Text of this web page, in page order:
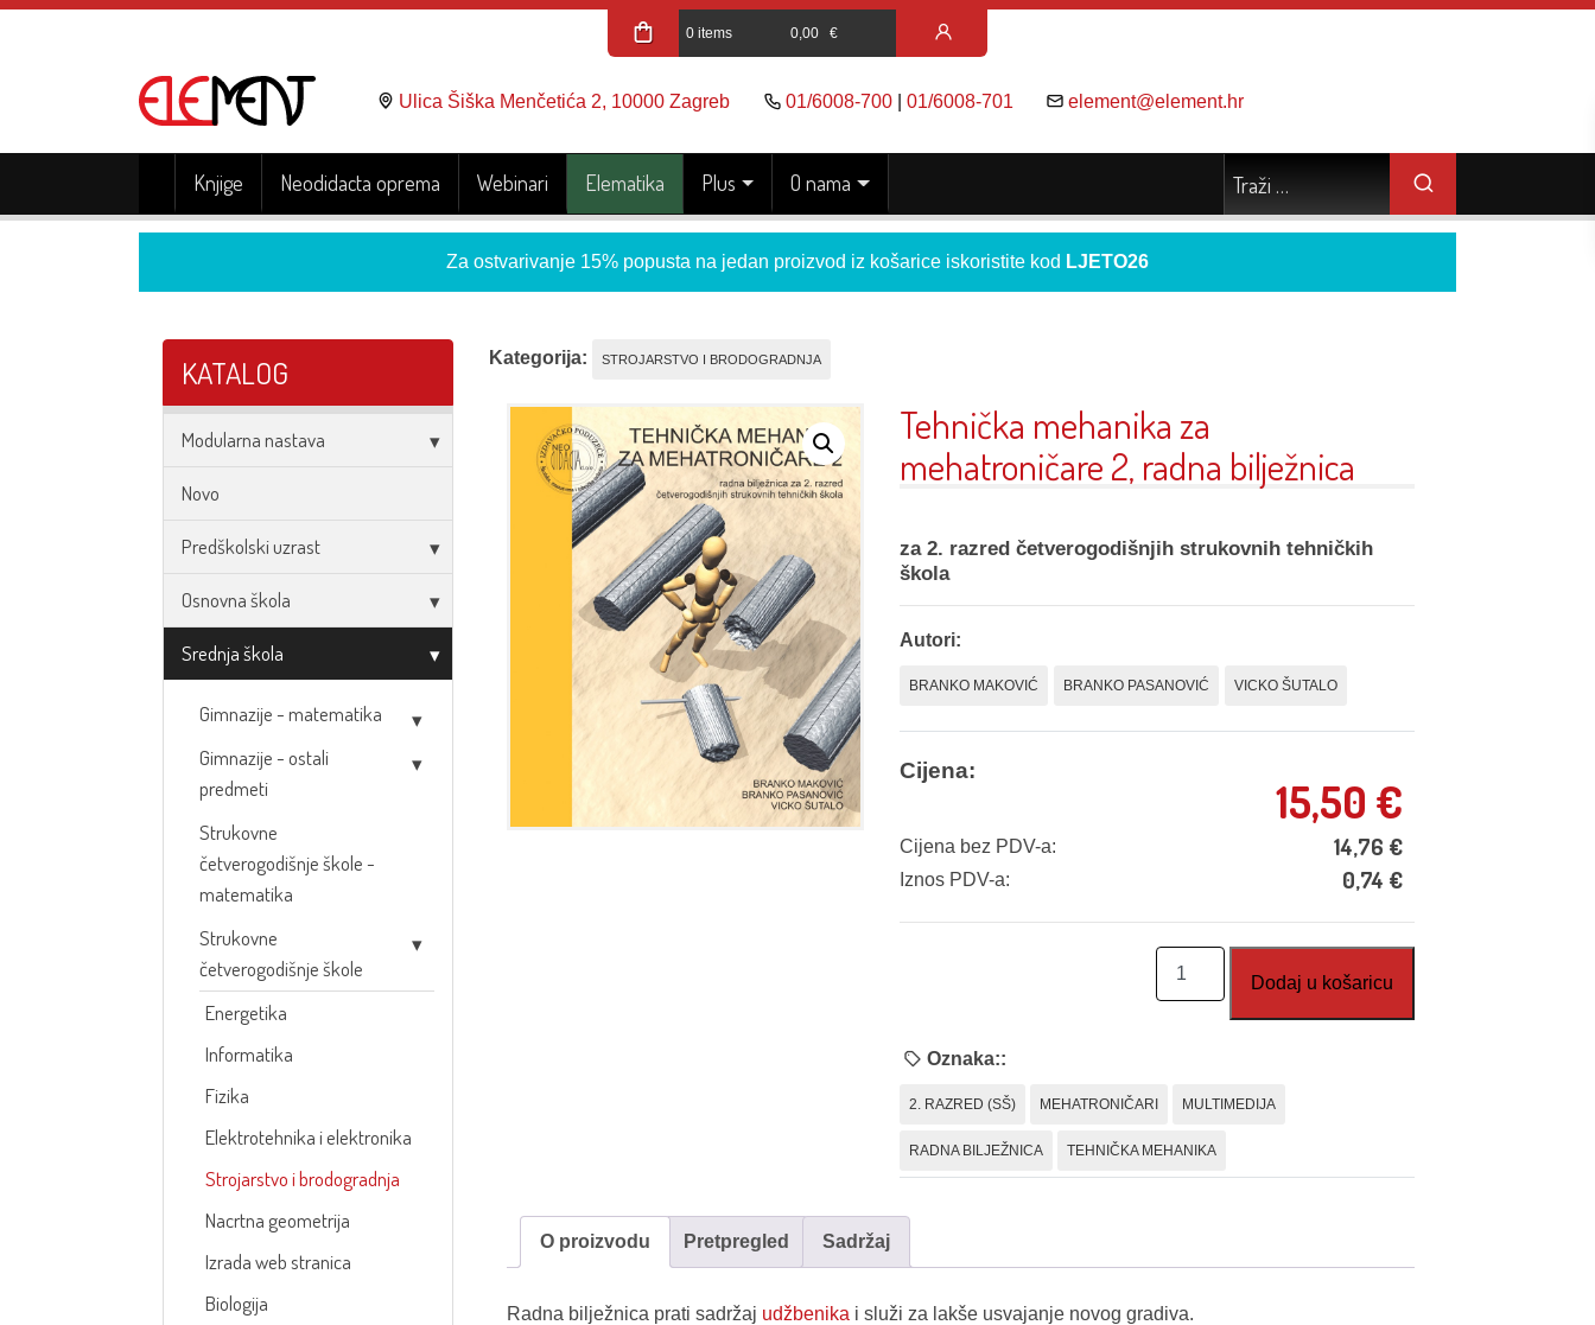
0 items 0,00 €
Ulica Šiška Menčetića 2, 10000 Zagreb 01/6008-700| 01/6008-701 element@element.hr
Knjige Neodidacta oprema Webinari Elematika Plus O nama
Za ostvarivanje 15% popusta na jedan proizvod iz košarice iskoristite kod LJETO26
KATALOG
Modularna nastava
Novo
Predškolski uzrast
Osnovna škola
Srednja škola
Gimnazije - matematika
Gimnazije - ostali
predmeti
Strukovne
četverogodišnje škole -
matematika
Strukovne
četverogodišnje škole
Energetika
Informatika
Fizika
Elektrotehnika i elektronika
Strojarstvo i brodogradnja
Nacrtna geometrija
Izrada web stranica
Biologija
Kategorija: STROJARSTVO I BRODOGRADNJA
Tehnička mehanika za
mehatroničare 2, radna bilježnica
za 2. razred četverogodišnjih strukovnih tehničkih
škola
Autori:
BRANKO MAKOVIĆ BRANKO PASANOVIĆ VICKO ŠUTALO
Cijena:
15,50 €
Cijena bez PDV-a: 14,76 €
Iznos PDV-a: 0,74 €
radna
bilježnica
količina
Dodaj u košaricu
Oznaka::
2. RAZRED (SŠ) MEHATRONIČARI MULTIMEDIJA
RADNA BILJEŽNICA TEHNIČKA MEHANIKA
O proizvodu Pretpregled Sadržaj
Radna bilježnica prati sadržaj udžbenika i služi za lakše usvajanje novog gradiva.